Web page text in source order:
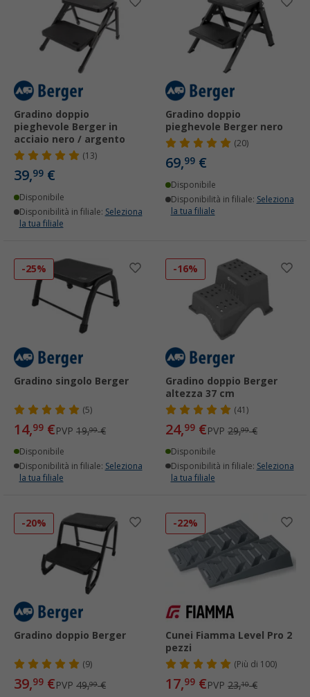
Gradino doppio
pieghevole Berger in
acciaio nero / argento
(13)
39,99 €
Disponibile
Disponibilità in filiale: Seleziona
la tua filiale
Gradino doppio
pieghevole Berger nero
(20)
69,99 €
Disponibile
Disponibilità in filiale: Seleziona
la tua filiale
-25%
Gradino singolo Berger
(5)
14,99 €PVP 19,99€
Disponibile
Disponibilità in filiale: Seleziona
la tua filiale
-16%
Gradino doppio Berger
altezza 37 cm
(41)
24,99 €PVP 29,99€
Disponibile
Disponibilità in filiale: Seleziona
la tua filiale
-20%
Gradino doppio Berger
(9)
39,99 €PVP 49,99€
-22%
Cunei Fiamma Level Pro 2
pezzi
(Più di 100)
17,99 €PVP 23,10€